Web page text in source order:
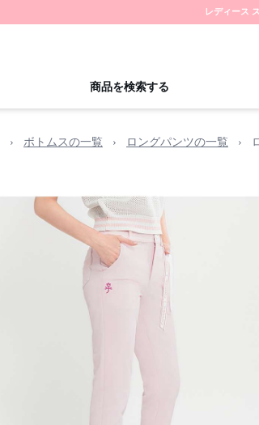
レディース
商品を検索する
› ボトムスの一覧 › ロングパンツの一覧 ›